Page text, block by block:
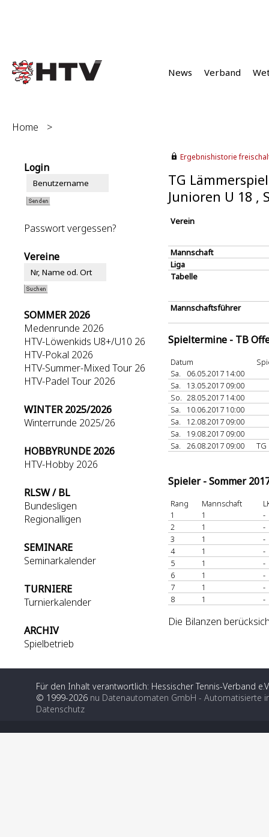
News Verband
Home >
Login
Passwort vergessen?
Vereine
SOMMER 2026
Medenrunde 2026
HTV-Löwenkids U8+/U10 26
HTV-Pokal 2026
HTV-Summer-Mixed Tour 26
HTV-Padel Tour 2026
WINTER 2025/2026
Winterrunde 2025/26
HOBBYRUNDE 2026
HTV-Hobby 2026
RLSW / BL
Bundesligen
Regionalligen
SEMINARE
Seminarkalender
TURNIERE
Turnierkalender
ARCHIV
Spielbetrieb
Ergebnishistorie
TG
Junioren U 18 ,
Verein
Mannschaft
Liga
Tabelle
Mannschaftsführer
Spieltermine - TB
Datum
Sa.
06.05.2017 14:00
Sa.
13.05.2017 09:00
So. 28.05.2017 14:00
Sa.
10.06.2017 10:00
Sa.
12.08.2017 09:00
Sa.
19.08.2017 09:00
Sa.
26.08.2017 09:00
Spieler - Sommer
Rang Mannschaft
1
1
-
2
1
-
3
1
-
4
1
-
5
1
-
6
1
-
7
1
-
8
1 -
Die Bilanzen
Für den Inhalt verantwortlich: Hessischer Tennis-Verband
© 1999-2026 nu Datenautomaten GmbH - Automatisierte
Datenschutz